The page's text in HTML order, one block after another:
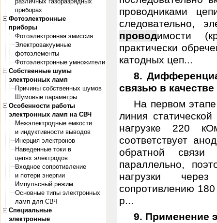
приборах
Фотоэлектронные
приборы
Фотоэлектронная эмиссия
Электровакуумные
фотоэлементы
Фотоэлектронные умножители
Собственные шумы
электронных ламп
Причины собственных шумов
Шумовые параметры
Особенности работы
электронных ламп на СВЧ
Межэлектродные емкости
и индуктивности выводов
Инерция электронов
Наведенные токи в
цепях электродов
Входное сопротивление
и потери энергии
Импульсный режим
Основные типы электронных
ламп для СВЧ
Специальные
электронные
проводниками
следовательно,
проводимости
практически
катодных цеп...
8.
связью в
На первом
линия
нагрузке 220
соответствует
обратной
параллельно,
нагрузки
сопротивлению
р...
9. Применение